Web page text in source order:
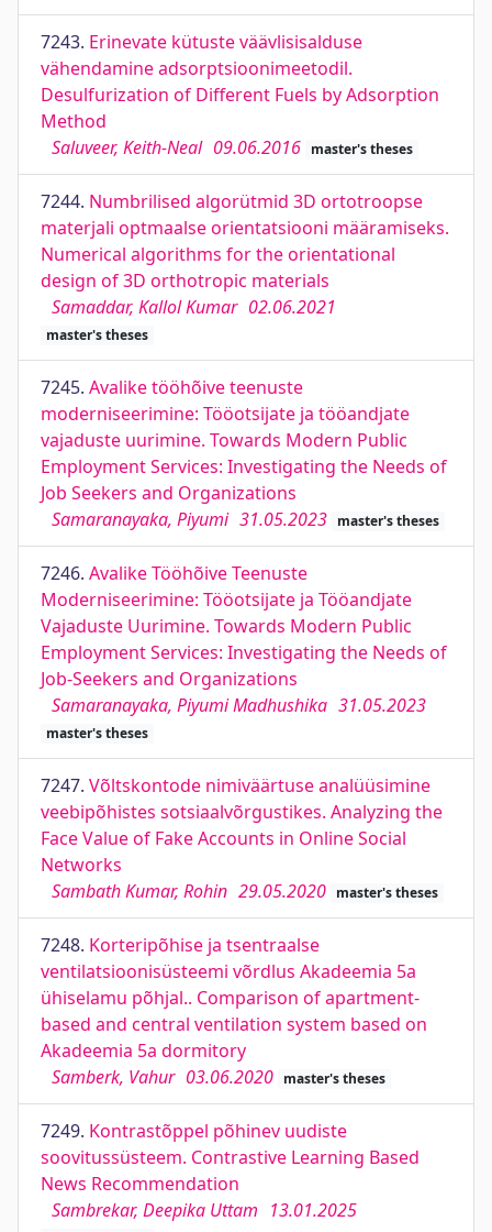
7243. Erinevate kütuste väävlisisalduse
vähendamine adsorptsioonimeetodil.
Desulfurization of Different Fuels by Adsorption
Method
Saluveer, Keith-Neal 09.06.2016 master's theses
7244. Numbrilised algorütmid 3D ortotroopse
materjali optmaalse orientatsiooni määramiseks.
Numerical algorithms for the orientational
design of 3D orthotropic materials
Samaddar, Kallol Kumar 02.06.2021
master's theses
7245. Avalike tööhõive teenuste
moderniseerimine: Tööotsijate ja tööandjate
vajaduste uurimine. Towards Modern Public
Employment Services: Investigating the Needs of
Job Seekers and Organizations
Samaranayaka, Piyumi 31.05.2023 master's theses
7246. Avalike Tööhõive Teenuste
Moderniseerimine: Tööotsijate ja Tööandjate
Vajaduste Uurimine. Towards Modern Public
Employment Services: Investigating the Needs of
Job-Seekers and Organizations
Samaranayaka, Piyumi Madhushika 31.05.2023
master's theses
7247. Võltskontode nimiväärtuse analüüsimine
veebipõhistes sotsiaalvõrgustikes. Analyzing the
Face Value of Fake Accounts in Online Social
Networks
Sambath Kumar, Rohin 29.05.2020 master's theses
7248. Korteripõhise ja tsentraalse
ventilatsioonisüsteemi võrdlus Akadeemia 5a
ühiselamu põhjal.. Comparison of apartment-
based and central ventilation system based on
Akadeemia 5a dormitory
Samberk, Vahur 03.06.2020 master's theses
7249. Kontrastõppel põhinev uudiste
soovitussüsteem. Contrastive Learning Based
News Recommendation
Sambrekar, Deepika Uttam 13.01.2025